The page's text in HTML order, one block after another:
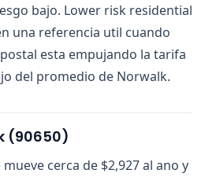
bajo. Lower risk residential
una referencia util cuando
esta empujando la tarifa
del promedio de Norwalk.
(90650)
cerca de $2,927 al ano y